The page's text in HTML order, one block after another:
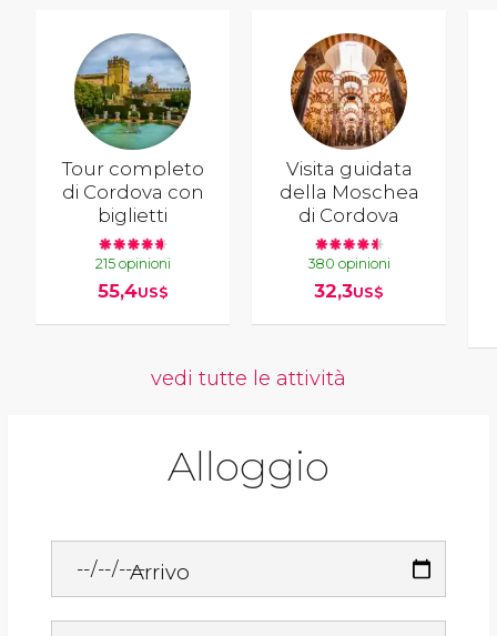
Tour completo
di Cordova con
biglietti
215 opinioni
55,4US$
Visita guidata
della Moschea
di Cordova
380 opinioni
32,3US$
vedi tutte le attività
Alloggio
Arrivo